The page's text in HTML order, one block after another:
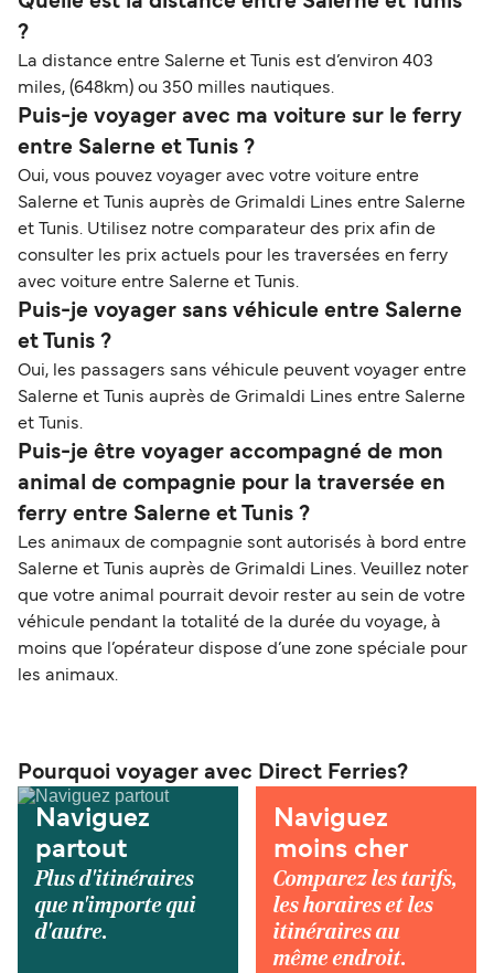
?
La distance entre Salerne et Tunis est d’environ 403
miles, (648km) ou 350 milles nautiques.
Puis-je voyager avec ma voiture sur le ferry
entre Salerne et Tunis ?
Oui, vous pouvez voyager avec votre voiture entre
Salerne et Tunis auprès de Grimaldi Lines entre Salerne
et Tunis. Utilisez notre comparateur des prix afin de
consulter les prix actuels pour les traversées en ferry
avec voiture entre Salerne et Tunis.
Puis-je voyager sans véhicule entre Salerne
et Tunis ?
Oui, les passagers sans véhicule peuvent voyager entre
Salerne et Tunis auprès de Grimaldi Lines entre Salerne
et Tunis.
Puis-je être voyager accompagné de mon
animal de compagnie pour la traversée en
ferry entre Salerne et Tunis ?
Les animaux de compagnie sont autorisés à bord entre
Salerne et Tunis auprès de Grimaldi Lines. Veuillez noter
que votre animal pourrait devoir rester au sein de votre
véhicule pendant la totalité de la durée du voyage, à
moins que l’opérateur dispose d’une zone spéciale pour
les animaux.
Pourquoi voyager avec Direct Ferries?
Naviguez
partout
Plus d'itinéraires
que n'importe qui
d'autre.
Naviguez
moins cher
Comparez les tarifs,
les horaires et les
itinéraires au
même endroit.